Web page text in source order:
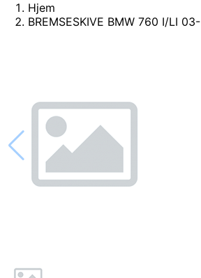
Hjem
BREMSESKIVE BMW 760 I/LI 03-